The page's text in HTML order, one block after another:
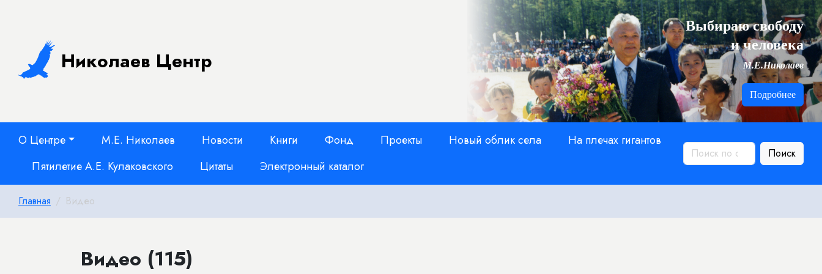
Николаев Центр
Выбираю свободу
и человека
М.Е.Николаев
Подробнее
О Центре М.Е. Николаев Новости Книги Фонд Проекты Новый облик села
На плечах гигантов
Пятилетие А.Е. Кулаковского
Цитаты Электронный каталог
Поиск
Главная Видео
Видео (115)